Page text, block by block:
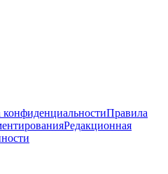
Правила
Редакционная